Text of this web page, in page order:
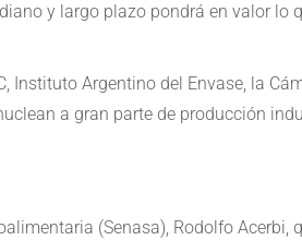
y largo plazo pondrá en valor lo
Instituto Argentino del Envase, la
a gran parte de producción
(Senasa), Rodolfo Acerbi,